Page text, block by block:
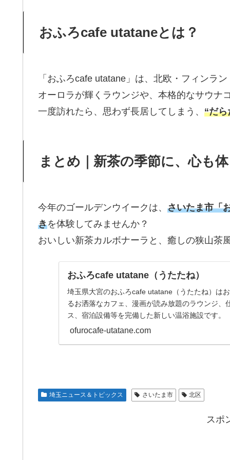
おふろcafe utataneとは？
「おふろcafe utatane」は、北欧・フィンラ
オーロラが輝くラウンジや、本格的なサウナ
一度訪れたら、思わず長居してしまう、 “だら
まとめ｜新茶の季節に、心も
今年のゴールデンウイークは、 さいたま市「
きを体験してみませんか？
おいしい新茶カルボナーラと、癒しの狭山茶
おふろcafe utatane（うたたね）
埼玉県大宮のおふろcafe utatane（うたたね）は
るお洒落なカフェ、漫画が読み放題のラウンジ、
ス、宿泊設備等を完備した新しい温浴施設です。
ofurocafe-utatane.com
埼玉ニュース＆トピックス さいたま市 北区
スポ